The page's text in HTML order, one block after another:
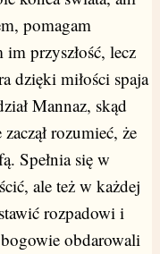
pomagam
przyszłość, lecz
dzięki miłości spaja
Mannaz, skąd
rozumieć, że
Spełnia się w
ale też w każdej
rozpadowi i
bogowie obdarowali